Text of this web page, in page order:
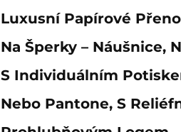
Luxusní Papírové
Na Šperky – Náušnice,
S Individuálním
Nebo Pantone, S